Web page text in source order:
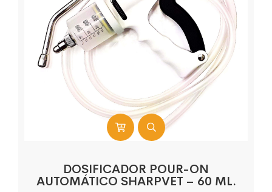
DOSIFICADOR POUR-ON
AUTOMÁTICO SHARPVET – 60 ML.